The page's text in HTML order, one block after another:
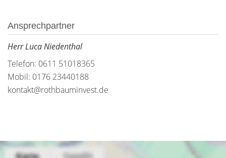
Ansprechpartner
Herr Luca Niedenthal
Telefon: 0611 51018365
Mobil: 0176 23440188
kontakt@rothbauminvest.de